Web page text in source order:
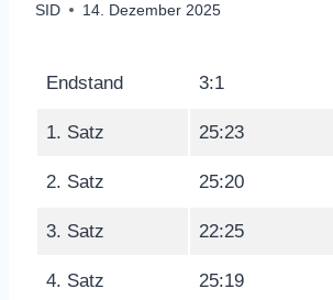
SID 14. Dezember 2025
Endstand 3:1
1. Satz 25:23
2. Satz 25:20
3. Satz 22:25
4. Satz 25:19